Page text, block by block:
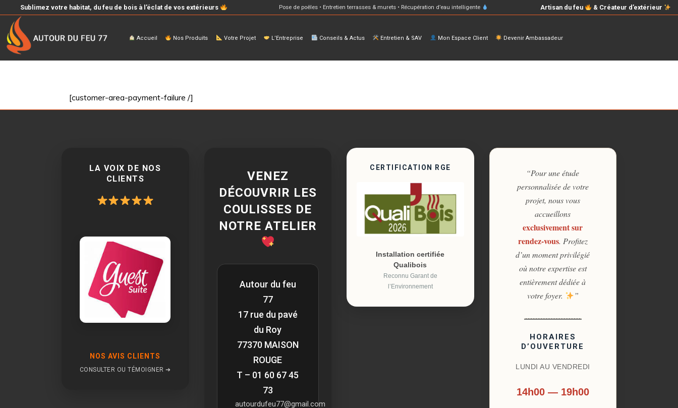
Sublimez votre habitat, du feu de bois à l’éclat de vos extérieurs Pose de poêles • Entretien terrasses & murets • Récupération d’eau intelligente Artisan du feu & Créateur d’extérieur
Accueil Nos Produits Votre Projet L’Entreprise Conseils & Actus Entretien & SAV Mon Espace Client Devenir Ambassadeur
[customer-area-payment-failure /]
LA VOIX DE NOS
CLIENTS
NOS AVIS CLIENTS
CONSULTER OU TÉMOIGNER ➔
VENEZ
DÉCOUVRIR LES
COULISSES DE
NOTRE ATELIER
Autour du feu
77
17 rue du pavé
du Roy
77370 MAISON
ROUGE
T – 01 60 67 45
73
autourdufeu77@gmail.com
CERTIFICATION RGE
Installation certifiée
Qualibois
Reconnu Garant de
l’Environnement
“Pour une étude
personnalisée de votre
projet, nous vous
accueillons
exclusivement sur
rendez-vous. Profitez
d’un moment privilégié
où notre expertise est
entièrement dédiée à
votre foyer.
”
HORAIRES
D’OUVERTURE
LUNDI AU VENDREDI
14h00 — 19h00